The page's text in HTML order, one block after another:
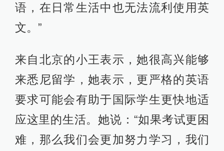
语，在日常生活中也无法流利使用英
文。”
来自北京的小王表示，她很高兴能够
来悉尼留学，她表示，更严格的英语
要求可能会有助于国际学生更快地适
应这里的生活。她说：“如果考试更困
难，那么我们会更加努力学习，我们